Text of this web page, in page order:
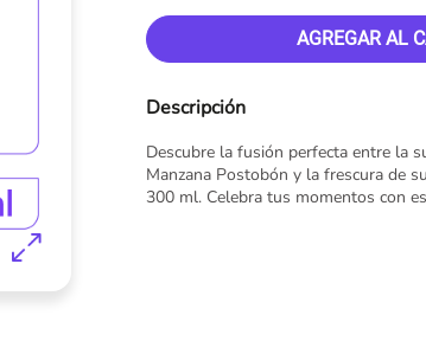
Descripción
Descubre la fusión perfecta entre la
Manzana Postobón y la frescura de
300 ml. Celebra tus momentos con
AGREGAR AL